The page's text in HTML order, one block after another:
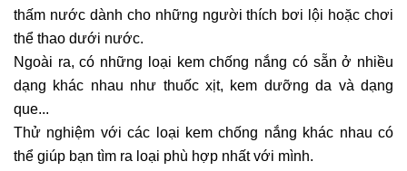
thấm nước dành cho những người thích bơi lội hoặc chơi
thể thao dưới nước.
Ngoài ra, có những loại kem chống nắng có sẵn ở nhiều
dạng khác nhau như thuốc xịt, kem dưỡng da và dạng
que...
Thử nghiệm với các loại kem chống nắng khác nhau có
thể giúp bạn tìm ra loại phù hợp nhất với mình.